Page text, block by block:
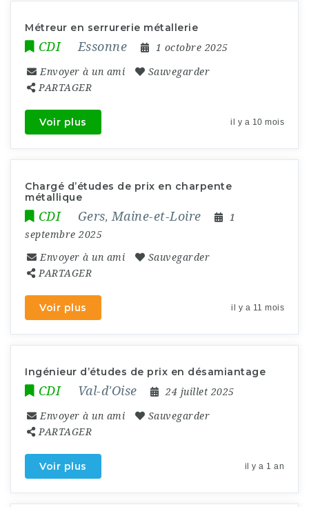
Métreur en serrurerie métallerie
CDI Essonne 1 octobre 2025
Envoyer à un ami
Sauvegarder
PARTAGER
Voir plus il y a 10 mois
Chargé d’études de prix en charpente
métallique
CDI Gers, Maine-et-Loire
1
septembre 2025
Envoyer à un ami
Sauvegarder
PARTAGER
Voir plus il y a 11 mois
Ingénieur d’études de prix en désamiantage
CDI Val-d'Oise 24 juillet 2025
Envoyer à un ami
Sauvegarder
PARTAGER
Voir plus il y a 1 an